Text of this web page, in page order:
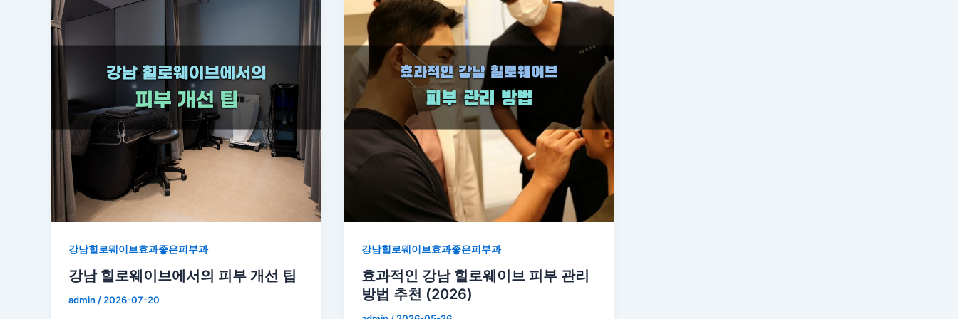
강남힐로웨이브효과좋은피부과
강남 힐로웨이브에서의 피부 개선 팁
admin /2026-07-20
강남힐로웨이브효과좋은피부과
효과적인 강남 힐로웨이브 피부 관리
방법 추천 (2026)